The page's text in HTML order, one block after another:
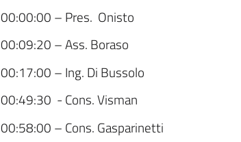
00:00:00 – Pres. Onisto
00:09:20 – Ass. Boraso
00:17:00 – Ing. Di Bussolo
00:49:30 - Cons. Visman
00:58:00 – Cons. Gasparinetti